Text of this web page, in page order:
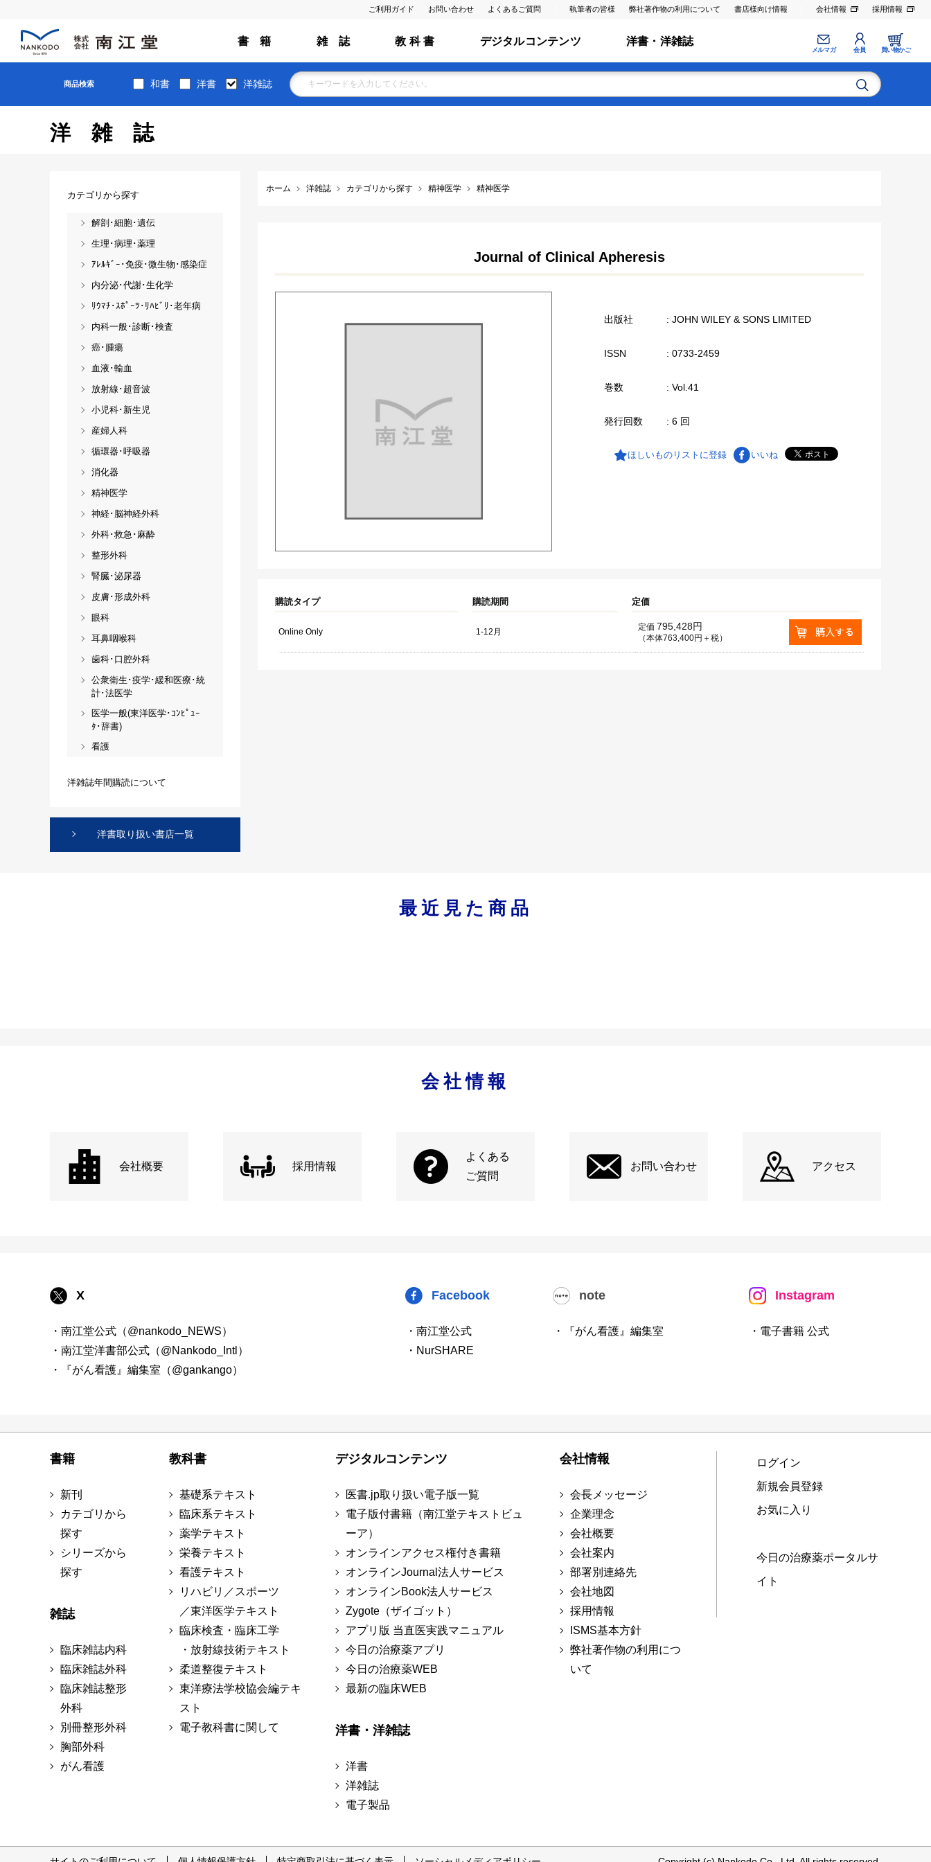
ご利用ガイド お問い合わせ よくあるご質問 執筆者の皆様 弊社著作物の利用について 書店様向け情報 会社情報 採用情報
書 籍 雑 誌 教 科 書 デジタルコンテンツ 洋書・洋雑誌
メルマガ 会員 買い物かご
商品検索 和書 洋書 洋雑誌
洋雑誌
ホーム 洋雑誌 カテゴリから探す 精神医学 精神医学
Journal of Clinical Apheresis
出版社 : JOHN WILEY & SONS LIMITED
ISSN : 0733-2459
巻数 : Vol.41
発行回数 : 6 回
ほしいものリストに登録 いいね
購読タイプ 購読期間 定価
Online Only 1-12月 定価 795,428円
（本体763,400円＋税）
カテゴリから探す
解剖･細胞･遺伝
生理･病理･薬理
ｱﾚﾙｷﾞｰ･免疫･微生物･感染症
内分泌･代謝･生化学
ﾘｳﾏﾁ･ｽﾎﾟｰﾂ･ﾘﾊﾋﾞﾘ･老年病
内科一般･診断･検査
癌･腫瘍
血液･輸血
放射線･超音波
小児科･新生児
産婦人科
循環器･呼吸器
消化器
精神医学
神経･脳神経外科
外科･救急･麻酔
整形外科
腎臓･泌尿器
皮膚･形成外科
眼科
耳鼻咽喉科
歯科･口腔外科
公衆衛生･疫学･緩和医療･統
計･法医学
医学一般(東洋医学･ｺﾝﾋﾟｭｰ
ﾀ･辞書)
看護
洋雑誌年間購読について
洋書取り扱い書店一覧
最近見た商品
会社情報
会社概要 採用情報
よくある
ご質問
お問い合わせ アクセス
X
・南江堂公式（@nankodo_NEWS）
・南江堂洋書部公式（@Nankodo_Intl）
・『がん看護』編集室（@gankango）
Facebook
・南江堂公式
・NurSHARE
note
・『がん看護』編集室
Instagram
・電子書籍 公式
書籍
新刊
カテゴリから
探す
シリーズから
探す
雑誌
臨床雑誌内科
臨床雑誌外科
臨床雑誌整形
外科
別冊整形外科
胸部外科
がん看護
教科書
基礎系テキスト
臨床系テキスト
薬学テキスト
栄養テキスト
看護テキスト
リハビリ／スポーツ
／東洋医学テキスト
臨床検査・臨床工学
・放射線技術テキスト
柔道整復テキスト
東洋療法学校協会編テキ
スト
電子教科書に関して
デジタルコンテンツ
医書.jp取り扱い電子版一覧
電子版付書籍（南江堂テキストビュ
ーア）
オンラインアクセス権付き書籍
オンラインJournal法人サービス
オンラインBook法人サービス
Zygote（ザイゴット）
アプリ版 当直医実践マニュアル
今日の治療薬アプリ
今日の治療薬WEB
最新の臨床WEB
洋書・洋雑誌
洋書
洋雑誌
電子製品
会社情報
会長メッセージ
企業理念
会社概要
会社案内
部署別連絡先
会社地図
採用情報
ISMS基本方針
弊社著作物の利用につ
いて
ログイン
新規会員登録
お気に入り
今日の治療薬ポータルサ
イト